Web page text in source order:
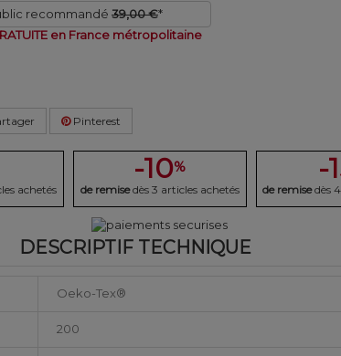
recommandé 39,00 €*
en France métropolitaine
Pinterest
achetés
-10%
de remise dès 3 articles achetés
-
de remise dès
DESCRIPTIF TECHNIQUE
Oeko-Tex®
200